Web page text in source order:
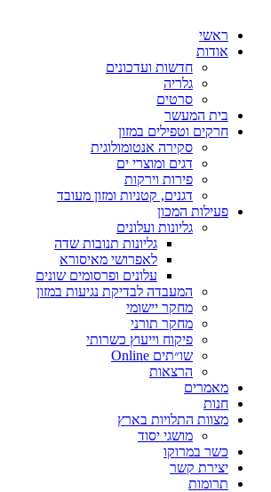
ראשי
אודות
חדשות ועדכונים
גלריה
סרטים
בית המעשר
חרקים וטפילים במזון
סקירה אנטומולוגית
דגים ומוצרי ים
פירות וירקות
דגנים, קטניות ומזון מעובד
פעילות המכון
גליונות ועלונים
גליונות תנובות שדה
לאפרושי מאיסורא
עלונים ופרסומים שונים
המעבדה לבדיקת נגיעות במזון
מחקר יישומי
מחקר תורני
פיקוח וייעוץ כשרותי
שו״תים Online
הרצאות
מאמרים
חנות
מצוות התלויות בארץ
מושגי יסוד
כשר במרוקו
יצירת קשר
תרומות